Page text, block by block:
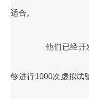
适合。
他们已经开
够进行1000次虚拟试